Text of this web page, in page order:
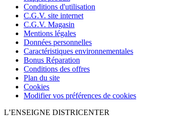
Conditions d'utilisation
C.G.V. site internet
C.G.V. Magasin
Mentions légales
Données personnelles
Caractéristiques environnementales
Bonus Réparation
Conditions des offres
Plan du site
Cookies
Modifier vos préférences de cookies
L’ENSEIGNE DISTRICENTER